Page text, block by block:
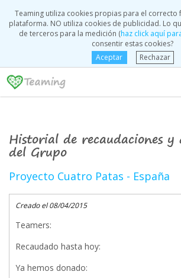
Teaming utiliza cookies propias para el correcto
plataforma. NO utiliza cookies de publicidad. Lo
de terceros para la medición (haz click aquí
consentir estas cookies?
Aceptar
Rechazar
Historial de recaudaciones y
del Grupo
Proyecto Cuatro Patas - España
Creado el 08/04/2015
Teamers:
Recaudado hasta hoy:
Ya hemos donado: